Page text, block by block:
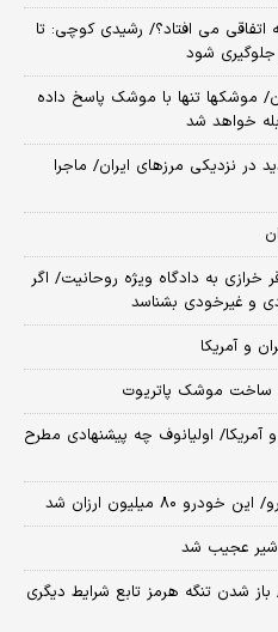
می افتاد؟/ رشیدی کوچی: تا
شود
موشکها تنها با موشک پاسخ داده
خواهد شد
در نزدیکی مرز‌های ایران/ ماجرا
خرازی به دادگاه ویژه روحانیت/ اگر
و غیرخودی بشناسد
و آمریکا
ساخت موشک پاتریوت
آمریکا/ اولیانوف چه پیشنهادی مطرح
میلیون ارزان شد
شیر عجیب شد
شدن تنگه هرمز تابع شرایط دیگری